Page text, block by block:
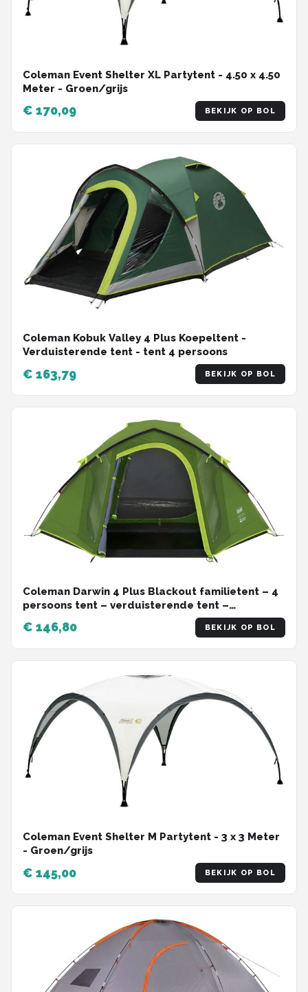
Coleman Event Shelter XL Partytent - 4.50 x 4.50
Meter - Groen/grijs
€ 170,09 BEKIJK OP BOL
Coleman Kobuk Valley 4 Plus Koepeltent -
Verduisterende tent - tent 4 persoons
€ 163,79 BEKIJK OP BOL
Coleman Darwin 4 Plus Blackout familietent – 4
persoons tent – verduisterende tent –
€ 146,80 BEKIJK OP BOL
Coleman Event Shelter M Partytent - 3 x 3 Meter
- Groen/grijs
€ 145,00 BEKIJK OP BOL